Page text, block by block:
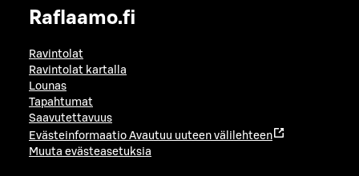
Raflaamo.fi
Ravintolat
Ravintolat kartalla
Lounas
Tapahtumat
Saavutettavuus
Evästeinformaatio Avautuu uuteen välilehteen
Muuta evästeasetuksia